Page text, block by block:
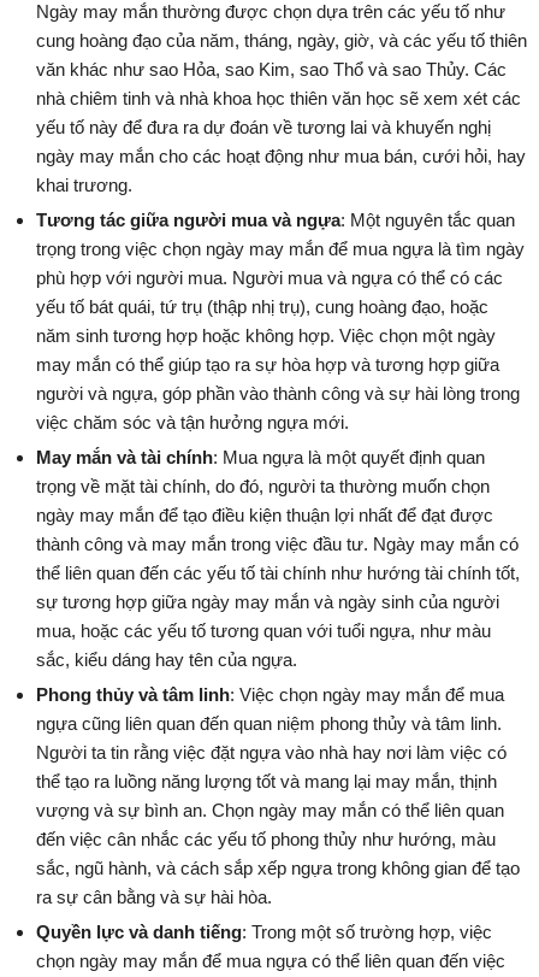
Ngày may mắn thường được chọn dựa trên các yếu tố như
cung hoàng đạo của năm, tháng, ngày, giờ, và các yếu tố thiên
văn khác như sao Hỏa, sao Kim, sao Thổ và sao Thủy. Các
nhà chiêm tinh và nhà khoa học thiên văn học sẽ xem xét các
yếu tố này để đưa ra dự đoán về tương lai và khuyến nghị
ngày may mắn cho các hoạt động như mua bán, cưới hỏi, hay
khai trương.
Tương tác giữa người mua và ngựa: Một nguyên tắc quan
trọng trong việc chọn ngày may mắn để mua ngựa là tìm ngày
phù hợp với người mua. Người mua và ngựa có thể có các
yếu tố bát quái, tứ trụ (thập nhị trụ), cung hoàng đạo, hoặc
năm sinh tương hợp hoặc không hợp. Việc chọn một ngày
may mắn có thể giúp tạo ra sự hòa hợp và tương hợp giữa
người và ngựa, góp phần vào thành công và sự hài lòng trong
việc chăm sóc và tận hưởng ngựa mới.
May mắn và tài chính: Mua ngựa là một quyết định quan
trọng về mặt tài chính, do đó, người ta thường muốn chọn
ngày may mắn để tạo điều kiện thuận lợi nhất để đạt được
thành công và may mắn trong việc đầu tư. Ngày may mắn có
thể liên quan đến các yếu tố tài chính như hướng tài chính tốt,
sự tương hợp giữa ngày may mắn và ngày sinh của người
mua, hoặc các yếu tố tương quan với tuổi ngựa, như màu
sắc, kiểu dáng hay tên của ngựa.
Phong thủy và tâm linh: Việc chọn ngày may mắn để mua
ngựa cũng liên quan đến quan niệm phong thủy và tâm linh.
Người ta tin rằng việc đặt ngựa vào nhà hay nơi làm việc có
thể tạo ra luồng năng lượng tốt và mang lại may mắn, thịnh
vượng và sự bình an. Chọn ngày may mắn có thể liên quan
đến việc cân nhắc các yếu tố phong thủy như hướng, màu
sắc, ngũ hành, và cách sắp xếp ngựa trong không gian để tạo
ra sự cân bằng và sự hài hòa.
Quyền lực và danh tiếng: Trong một số trường hợp, việc
chọn ngày may mắn để mua ngựa có thể liên quan đến việc